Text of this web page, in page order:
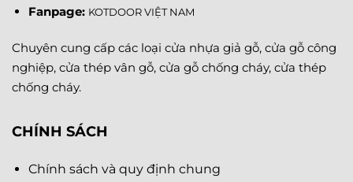
Fanpage: KOTDOOR VIỆT NAM
Chuyên cung cấp các loại cửa nhựa giả gỗ, cửa gỗ công
nghiệp, cửa thép vân gỗ, cửa gỗ chống cháy, cửa thép
chống cháy.
CHÍNH SÁCH
Chính sách và quy định chung